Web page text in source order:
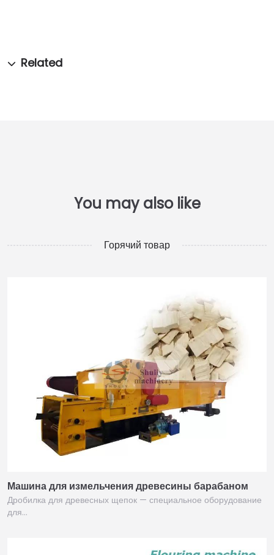
Горячий товар
Машина для измельчения древесины барабаном
Дробилка для древесных щепок — специальное оборудование
для…